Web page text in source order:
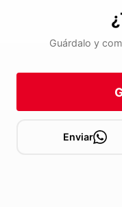
Guárdalo y
Enviar